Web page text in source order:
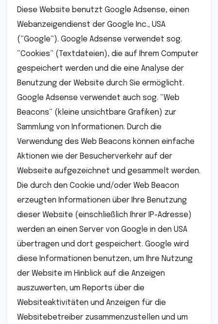
Diese Website benutzt Google Adsense, einen
Webanzeigendienst der Google Inc., USA
(“Google“). Google Adsense verwendet sog.
“Cookies“ (Textdateien), die auf Ihrem Computer
gespeichert werden und die eine Analyse der
Benutzung der Website durch Sie ermöglicht.
Google Adsense verwendet auch sog. “Web
Beacons“ (kleine unsichtbare Grafiken) zur
Sammlung von Informationen. Durch die
Verwendung des Web Beacons können einfache
Aktionen wie der Besucherverkehr auf der
Webseite aufgezeichnet und gesammelt werden.
Die durch den Cookie und/oder Web Beacon
erzeugten Informationen über Ihre Benutzung
dieser Website (einschließlich Ihrer IP-Adresse)
werden an einen Server von Google in den USA
übertragen und dort gespeichert. Google wird
diese Informationen benutzen, um Ihre Nutzung
der Website im Hinblick auf die Anzeigen
auszuwerten, um Reports über die
Websiteaktivitäten und Anzeigen für die
Websitebetreiber zusammenzustellen und um